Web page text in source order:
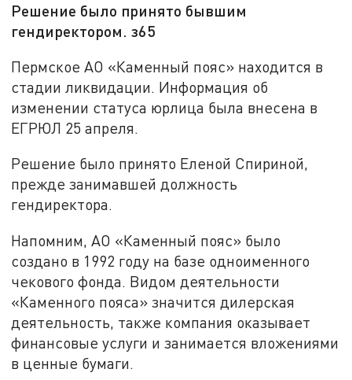
Решение было принято бывшим
гендиректором. з65
Пермское АО «Каменный пояс» находится в
стадии ликвидации. Информация об
изменении статуса юрлица была внесена в
ЕГРЮЛ 25 апреля.
Решение было принято Еленой Спириной,
прежде занимавшей должность
гендиректора.
Напомним, АО «Каменный пояс» было
создано в 1992 году на базе одноименного
чекового фонда. Видом деятельности
«Каменного пояса» значится дилерская
деятельность, также компания оказывает
финансовые услуги и занимается вложениями
в ценные бумаги.